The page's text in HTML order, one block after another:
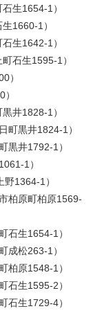
生1654-1）
1660-1）
生1642-1）
石生1595-1）
）
井1828-1）
町黒井1824-1）
黒井1792-1）
1）
1364-1）
柏原町柏原1569-
石生1654-1）
成松263-1）
柏原1548-1）
石生1595-2）
石生1729-4）